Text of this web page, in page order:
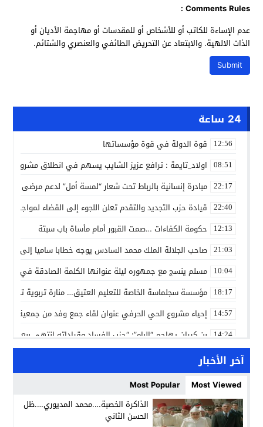
Comments Rules :
عدم الإساءة للكاتب أو للأشخاص أو للمقدسات أو مهاجمة الأديان أو
الذات الالهية. والابتعاد عن التحريض الطائفي والعنصري والشتائم.
24 ساعة
12:56 قوة الدولة في قوة مؤسساتها
08:51 اولاد_تايمة : ترافع عزيز الشايب يسهم في انطلاق مشروع
22:17 مبادرة إنسانية بالرباط تحت شعار “لمسة أمل” لدعم مرضى
22:40 قيادة حزب التجديد والتقدم تعلن اللجوء إلى القضاء لمواجهة
12:13 حكومة الكفاءات …صمت القبور أمام مأساة باب سبتة
21:03 صاحب الجلالة الملك محمد السادس يوجه خطابا ساميا إلى
10:04 مسلم ينسج مع جمهوره ليلة عنوانها الكلمة الصادقة في
18:17 مؤسسة سجلماسة الخاصة للتعليم العتيق… منارة تربوية تجمع
14:57 إحياء مشروع الحي الحرفي عنوان لقاء جمع وفد من جمعية
14:24 بن كيران يهاجم “البام”: “حزب الفساد وقياداته انتهى
11:33 كمال محرر يقود استئنافية تارودانت: مسار قضائي راسخ ورؤية
حبشان وكيلاً عاماً بتارودانت: ترقية جديدة في الحركة القضائية
21:28 حزب الديمقراطيين الجدد يؤسس منظمتي شباب ونساء الصحراء
13:37 عطش أولاد تايمة وسياسة “الحبة والقبة”: هل أصبح الماء إنجازاً
آخر الأخبار
Most Viewed
Most Popular
الذاكرة الخصبة….محمد المديوري….ظل
الحسن الثاني